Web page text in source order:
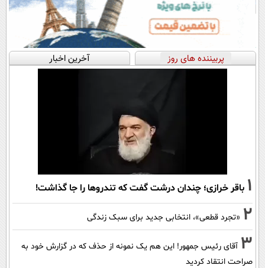
پربیننده های روز آخرین اخبار
1 باقر خرازی؛ چندان درشت گفت که تندروها را جا گذاشت!
2 «تجرد قطعی»، انتخابی جدید برای سبک زندگی
3 آقای رئیس جمهور! این هم یک نمونه از حذف که در گزارش خود به
صراحت انتقاد کردید